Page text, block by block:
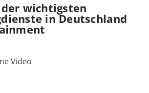
wichtigsten
in Deutschland
Video